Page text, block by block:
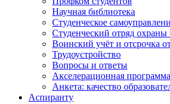
Научная библиотека
Студенческое
Студенческий отряд охраны
Воинский учёт и отсрочка
Трудоустройство
Вопросы и ответы
Акселерационная
Анкета: качество
Аспиранту